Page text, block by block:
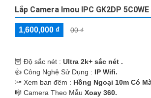
Lắp Camera Imou IPC GK2DP 5C0WE
1,600,000 ₫ 00 ₫
🦉 Độ sắc nét : Ultra 2k+ sắc nét .
👍 Công Nghệ Sử Dụng : IP Wifi.
🔦 Xem ban đêm : Hồng Ngoại 10m Có
🎼️ Camera Theo Mẫu Xoay 360.